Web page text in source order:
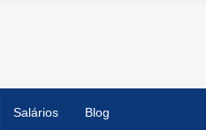
Salários Blog